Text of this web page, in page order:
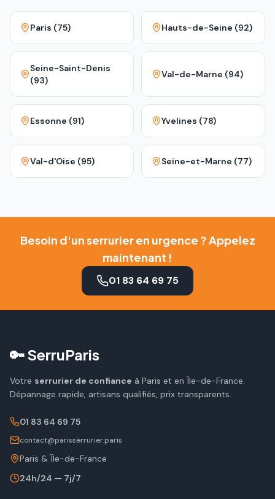
Paris (75) Hauts-de-Seine (92)
Seine-Saint-Denis
(93)
Val-de-Marne (94)
Essonne (91) Yvelines (78)
Val-d'Oise (95) Seine-et-Marne (77)
Besoin d'un serrurier en urgence ? Appelez
maintenant !
01 83 64 69 75
🔑 SerruParis
Votre serrurier de confiance à Paris et en Île-de-France.
Dépannage rapide, artisans qualifiés, prix transparents.
01 83 64 69 75
contact@parisserrurier.paris
Paris & Île-de-France
24h/24 — 7j/7